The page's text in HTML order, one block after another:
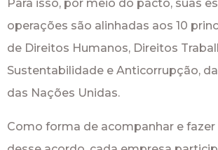
Para isso, por meio do pacto, suas
operações são alinhadas aos 10
de Direitos Humanos, Direitos
Sustentabilidade e Anticorrupção,
das Nações Unidas.
Como forma de acompanhar e